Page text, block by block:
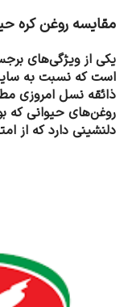
مقایسه روغن کره
یکی از ویژگی‌های
است که نسبت به سایر
ذائقه نسل امروزی
روغن‌های حیوانی که
دلنشینی دارد که از